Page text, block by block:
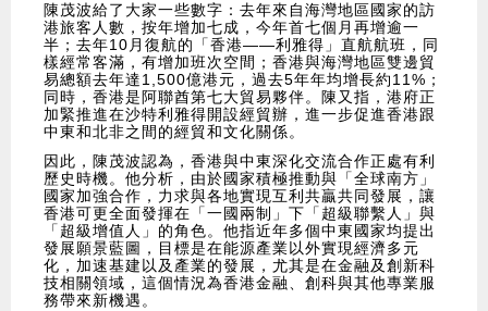
陳茂波給了大家一些數字：去年來自海灣地區國家的訪
港旅客人數，按年增加七成，今年首七個月再增逾一
半；去年10月復航的「香港——利雅得」直航航班，同
樣經常客滿，有增加班次空間；香港與海灣地區雙邊貿
易總額去年達1,500億港元，過去5年年均增長約11%；
同時，香港是阿聯酋第七大貿易夥伴。陳又指，港府正
加緊推進在沙特利雅得開設經貿辦，進一步促進香港跟
中東和北非之間的經貿和文化關係。
因此，陳茂波認為，香港與中東深化交流合作正處有利
歷史時機。他分析，由於國家積極推動與「全球南方」
國家加強合作，力求與各地實現互利共贏共同發展，讓
香港可更全面發揮在「一國兩制」下「超級聯繫人」與
「超級增值人」的角色。他指近年多個中東國家均提出
發展願景藍圖，目標是在能源產業以外實現經濟多元
化，加速基建以及產業的發展，尤其是在金融及創新科
技相關領域，這個情況為香港金融、創科與其他專業服
務帶來新機遇。